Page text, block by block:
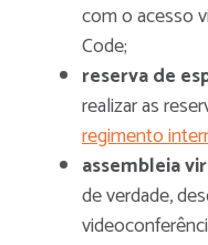
com o acesso
Code;
reserva de
realizar as
regimento
assembleia
de verdade,